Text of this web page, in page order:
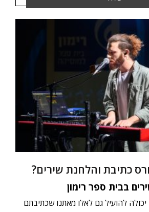
כתיבת והלחנת שירים?
בבית ספר רימון
להועיל גם לאלו מאתנו שכתיבתם